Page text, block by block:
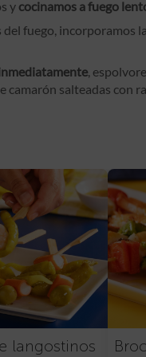
y cocinamos a fuego
del fuego, incorporamos
,
camarón salteadas con
langostinos